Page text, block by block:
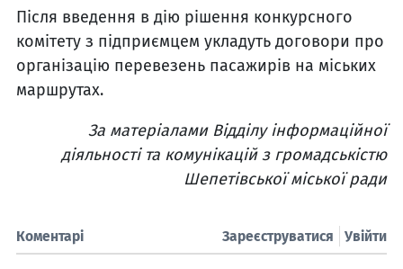
Після введення в дію рішення конкурсного
комітету з підприємцем укладуть договори про
організацію перевезень пасажирів на міських
маршрутах.
За матеріалами Відділу інформаційної
діяльності та комунікацій з громадськістю
Шепетівської міської ради
Коментарі Увійти
Зареєструватися